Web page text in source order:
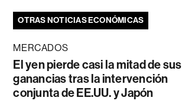
OTRAS NOTICIAS ECONÓMICAS
MERCADOS
El yen pierde casi la mitad de sus
ganancias tras la intervención
conjunta de EE.UU. y Japón